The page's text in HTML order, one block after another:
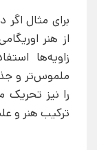
برای مثال
از هنر
زاویه‌ها
ملموس‌تر و
را نیز
ترکیب هنر و